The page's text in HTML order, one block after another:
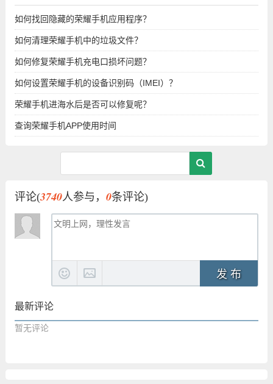
如何找回隐藏的荣耀手机应用程序？
如何清理荣耀手机中的垃圾文件？
如何修复荣耀手机充电口损坏问题？
如何设置荣耀手机的设备识别码（IMEI）？
荣耀手机进海水后是否可以修复呢？
查询荣耀手机APP使用时间
评论(3740人参与， 0条评论)
发 布
最新评论
暂无评论